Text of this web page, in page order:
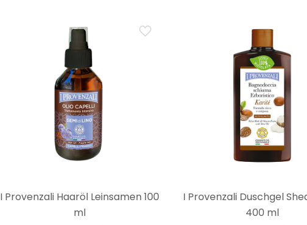
I Provenzali Haaröl Leinsamen 100
ml
I Provenzali Duschgel
400 ml